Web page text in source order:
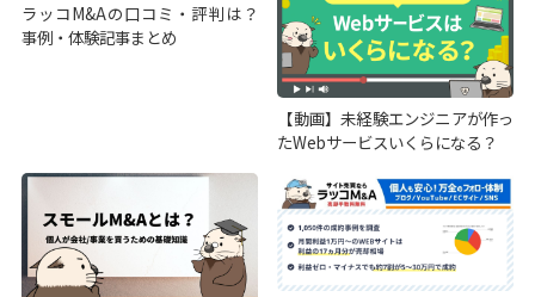
ラッコM&Aの口コミ・評判は？
事例・体験記事まとめ
【動画】未経験エンジニアが作っ
たWebサービスいくらになる？